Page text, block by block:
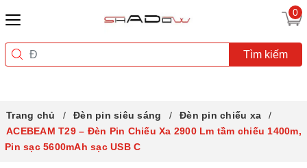
0
Tìm kiếm
Trang chủ Đèn pin siêu sáng
Đèn pin chiếu xa
ACEBEAM T29 – Đèn Pin Chiếu Xa 2900 Lm tầm chiếu 1400m,
Pin sạc 5600mAh sạc USB C